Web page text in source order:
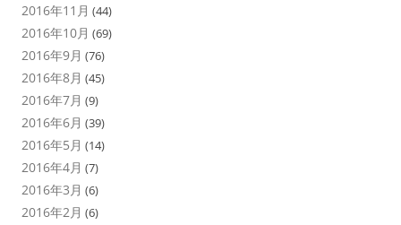
2016年11月 (44)
2016年10月 (69)
2016年9月 (76)
2016年8月 (45)
2016年7月 (9)
2016年6月 (39)
2016年5月 (14)
2016年4月 (7)
2016年3月 (6)
2016年2月 (6)